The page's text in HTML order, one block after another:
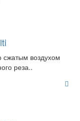
сжатым воздухом
реза..